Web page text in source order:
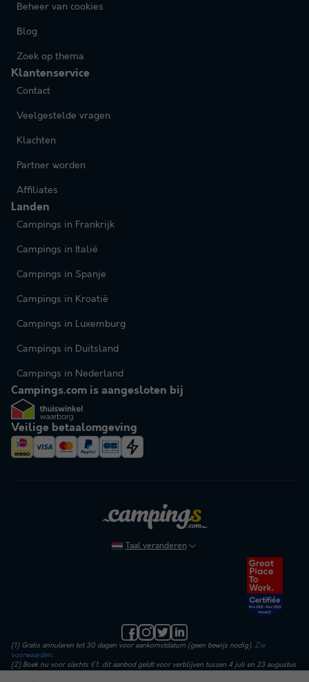
Beheer van cookies
Blog
Zoek op thema
Klantenservice
Contact
Veelgestelde vragen
Klachten
Partner worden
Affiliates
Landen
Campings in Frankrijk
Campings in Italië
Campings in Spanje
Campings in Kroatië
Campings in Luxemburg
Campings in Duitsland
Campings in Nederland
Campings.com is aangesloten bij
Veilige betaalomgeving
Taal veranderen
(1) Gratis annuleren tot 30 dagen voor aankomstdatum (geen bewijs nodig). Zie
voorwaarden.
(2) Boek nu voor slechts €1: dit aanbod geldt voor verblijven tussen 4 juli en 23 augustus